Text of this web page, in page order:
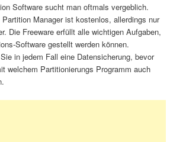
Software sucht man oftmals vergeblich.
Manager ist kostenlos, allerdings nur
Die Freeware erfüllt alle wichtigen Aufgaben,
Software gestellt werden können.
in jedem Fall eine Datensicherung, bevor
welchem Partitionierungs Programm auch